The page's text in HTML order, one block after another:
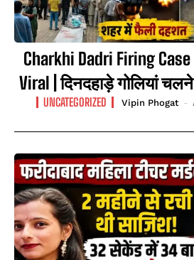
Charkhi Dadri Firing Case
Viral | दिनदहाड़े गोलियां
UNCATEGORIZED Vipin Phogat -